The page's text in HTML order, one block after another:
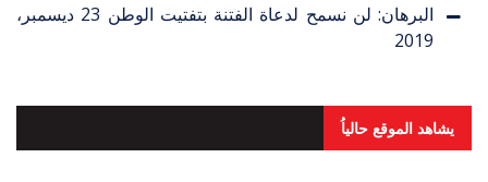
البرهان: لن نسمح لدعاة الفتنة بتفتيت الوطن
23 ديسمبر،
2019
يشاهد الموقع حالياُ